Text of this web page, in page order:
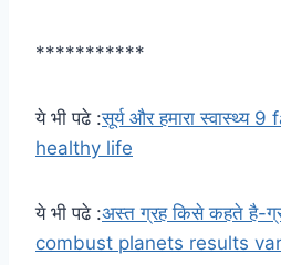
***********
ये भी पढे :सूर्य और हमारा
healthy life
ये भी पढे :अस्त ग्रह किसे कहते है-
combust planets results